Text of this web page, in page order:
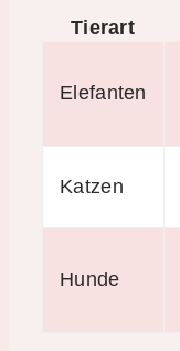
Tierart
Elefanten
Katzen
Hunde